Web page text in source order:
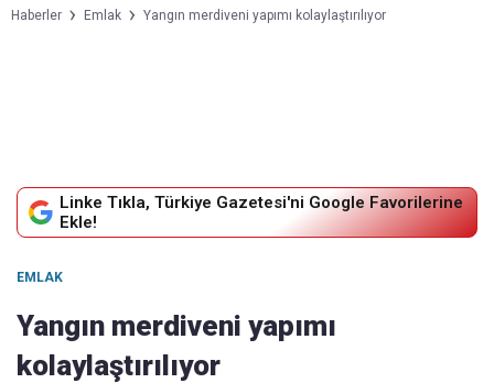
Haberler Emlak Yangın merdiveni yapımı kolaylaştırılıyor
Linke Tıkla, Türkiye Gazetesi'ni Google Favorilerine
Ekle!
EMLAK
Yangın merdiveni yapımı
kolaylaştırılıyor